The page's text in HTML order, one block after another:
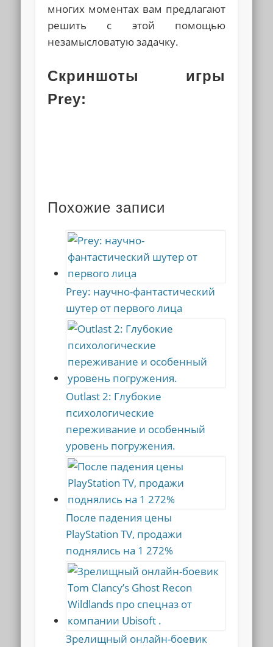
многих моментах вам предлагают
решить с этой помощью
незамысловатую задачку.
Скриншоты игры
Prey:
Похожие записи
Prey: научно-фантастический
шутер от первого лица
Outlast 2: Глубокие
психологические
переживание и особенный
уровень погружения.
После падения цены
PlayStation TV, продажи
поднялись на 1 272%
Зрелищный онлайн-боевик